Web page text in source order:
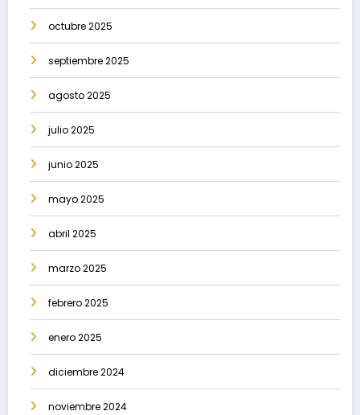
octubre 2025
septiembre 2025
agosto 2025
julio 2025
junio 2025
mayo 2025
abril 2025
marzo 2025
febrero 2025
enero 2025
diciembre 2024
noviembre 2024